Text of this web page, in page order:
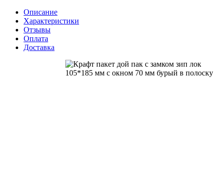
Описание
Характеристики
Отзывы
Оплата
Доставка